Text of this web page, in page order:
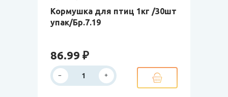
Кормушка для птиц 1кг /30шт
упак/Бр.7.19
86.99 ₽